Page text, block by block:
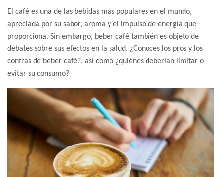
El café es una de las bebidas más populares en el mundo,
apreciada por su sabor, aroma y el impulso de energía que
proporciona. Sin embargo, beber café también es objeto de
debates sobre sus efectos en la salud. ¿Conoces los pros y los
contras de beber café?, así como ¿quiénes deberían limitar o
evitar su consumo?